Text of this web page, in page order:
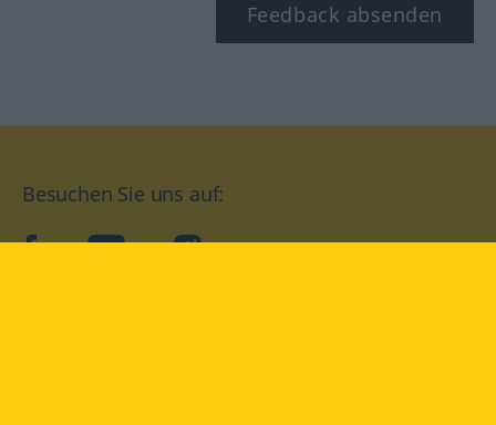
Feedback absenden
Besuchen Sie uns auf:
facebookYouTube Instagram